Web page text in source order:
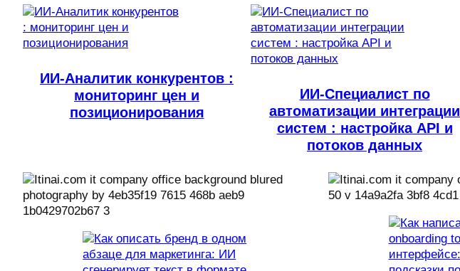
ИИ-Аналитик конкурентов :
мониторинг цен и
позиционирования
ИИ-Специалист по
автоматизации интеграции
систем : настройка API и
потоков данных